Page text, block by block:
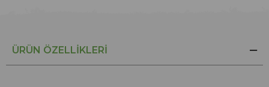
ÜRÜN ÖZELLIKLERI